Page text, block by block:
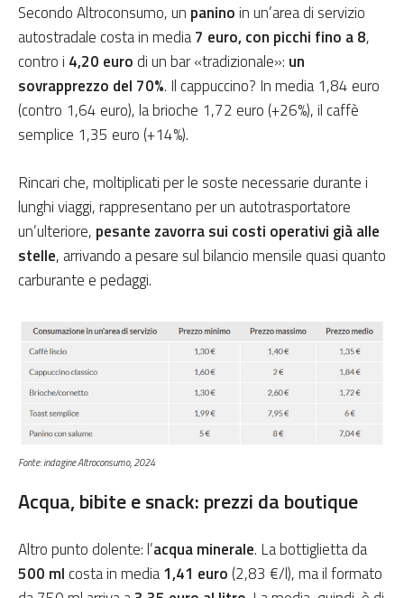
Secondo Altroconsumo, un paninoin un’area di servizio
autostradale costa in media7 euro, con picchi fino a 8,
contro i 4,20 euro di un bar «tradizionale»: un
sovrapprezzo del 70%. Il cappuccino? In media 1,84 euro
(contro 1,64 euro), la brioche 1,72 euro (+26%), il caffè
semplice 1,35 euro (+14%).
Rincari che, moltiplicati per le soste necessarie durante i
lunghi viaggi, rappresentano per un autotrasportatore
un’ulteriore, pesante zavorra sui costi operativi già alle
stelle, arrivando a pesare sul bilancio mensile quasi quanto
carburante e pedaggi.
Fonte: indagine Altroconsumo, 2024
Acqua, bibite e snack: prezzi da boutique
Altro punto dolente: l’acqua minerale. La bottiglietta da
500 ml costa in media1,41 euro (2,83 €/l), ma il formato